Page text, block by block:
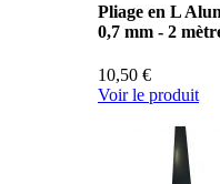
Pliage en L
0,7 mm - 2
10,50 €
Voir le produit